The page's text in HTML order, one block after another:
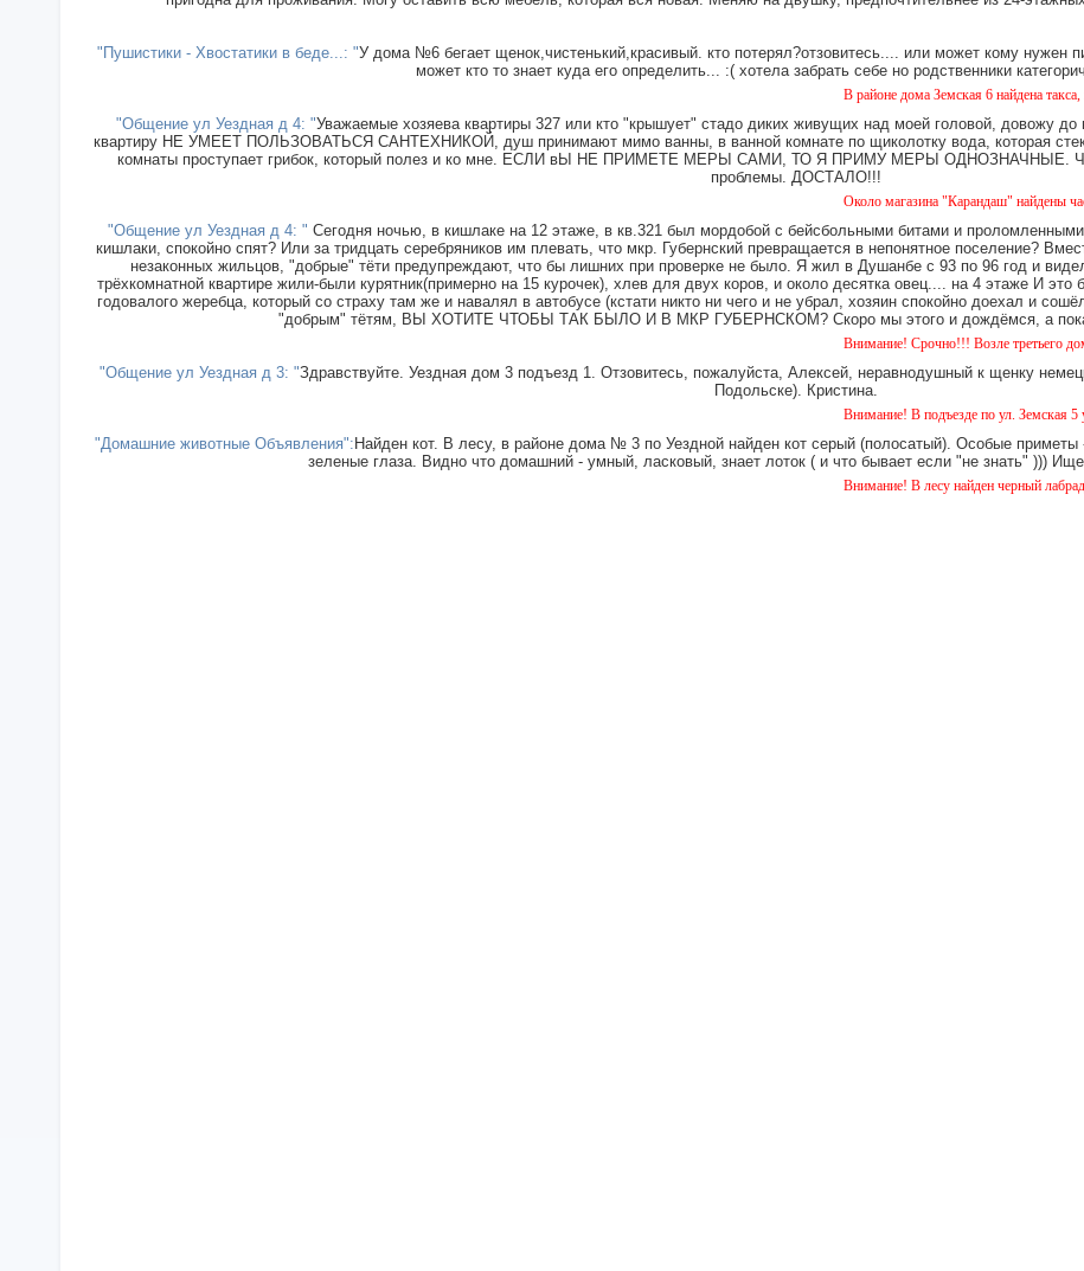
"Пушистики - Хвостатики в беде...: "У дома №6 бегает щенок,чистенький,красивый. кто потерял?отзовитесь.... или может кому нужен
может кто то знает куда его определить... :( хотела забрать себе но родственники
В районе дома Земская 6 найдена такса,
"Общение ул Уездная д 4: "Уважаемые хозяева квартиры 327 или кто "крышует" стадо диких живущих над моей головой, довожу
квартиру НЕ УМЕЕТ ПОЛЬЗОВАТЬСЯ САНТЕХНИКОЙ, душ принимают мимо ванны, в ванной комнате по щиколотку вода, которая
комнаты проступает грибок, который полез и ко мне. ЕСЛИ вЫ НЕ ПРИМЕТЕ МЕРЫ САМИ, ТО Я ПРИМУ МЕРЫ ОДНОЗНАЧНЫЕ.
проблемы. ДОСТАЛО!!!
Около магазина "Карандаш" найдены часы
"Общение ул Уездная д 4: " Сегодня ночью, в кишлаке на 12 этаже, в кв.321 был мордобой с бейсбольными битами и
кишлаки, спокойно спят? Или за тридцать серебряников им плевать, что мкр. Губернский превращается в непонятное поселение?
незаконных жильцов, "добрые" тёти предупреждают, что бы лишних при проверке не было. Я жил в Душанбе с 93 по 96 год и
трёхкомнатной квартире жили-были курятник(примерно на 15 курочек), хлев для двух коров, и около десятка овец.... на 4 этаже И
годовалого жеребца, который со страху там же и навалял в автобусе (кстати никто ни чего и не убрал, хозяин спокойно доехал и
"добрым" тётям, ВЫ ХОТИТЕ ЧТОБЫ ТАК БЫЛО И В МКР ГУБЕРНСКОМ? Скоро мы этого и дождёмся, а пока,
Внимание! Срочно!!! Возле третьего дома на
"Общение ул Уездная д 3: "Здравствуйте. Уездная дом 3 подъезд 1. Отзовитесь, пожалуйста, Алексей, неравнодушный к щенку
Подольске). Кристина.
Внимание! В подъезде по ул. Земская 5 уже
"Домашние животные Объявления": Найден кот. В лесу, в районе дома № 3 по Уездной найден кот серый (полосатый). Особые приметы
зеленые глаза. Видно что домашний - умный, ласковый, знает лоток ( и что бывает если "не знать" )))
Внимание! В лесу найден черный лабрадор.